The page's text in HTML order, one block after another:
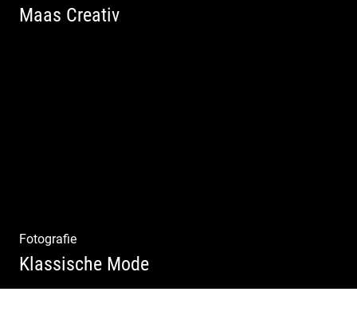
Maas Creativ
Fotografie
Klassische Mode